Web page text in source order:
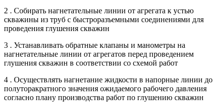
2 . Собирать нагнетательные линии от агрегата к устью
скважины из труб с быстроразъемными соединениями для
проведения глушения скважин
3 . Устанавливать обратные клапаны и манометры на
нагнетательные линии от агрегатов перед проведением
глушения скважин в соответствии со схемой работ
4 . Осуществлять нагнетание жидкости в напорные линии до
полуторакратного значения ожидаемого рабочего давления
согласно плану производства работ по глушению скважин